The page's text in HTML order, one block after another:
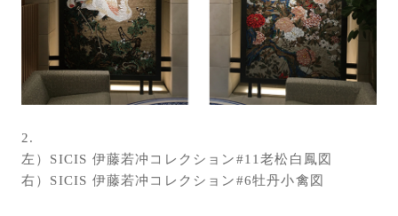
2.
左）SICIS 伊藤若冲コレクション#11老松白鳳図
右）SICIS 伊藤若冲コレクション#6牡丹小禽図